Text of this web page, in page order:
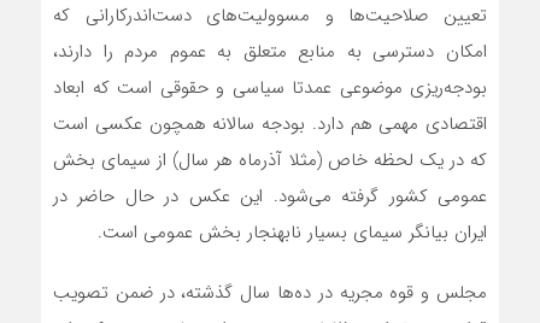
تعیین صلاحیت‌ها و مسوولیت‌های دست‌اندرکارانی که
امکان دسترسی به منابع متعلق به عموم مردم را دارند،
بودجه‌ریزی موضوعی عمدتا سیاسی و حقوقی است که ابعاد
اقتصادی مهمی هم دارد. بودجه سالانه همچون عکسی است
که در یک لحظه خاص (مثلا آذرماه هر سال) از سیمای بخش
عمومی کشور گرفته می‌شود. این عکس در حال حاضر در
ایران بیانگر سیمای بسیار نابهنجار بخش عمومی است.
مجلس و قوه مجریه در ده‌‌‌ها سال گذشته، در ضمن تصویب